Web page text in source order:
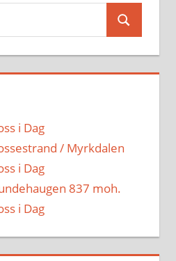
Search
i Dag
/ Myrkdalen
i Dag
837 moh.
i Dag